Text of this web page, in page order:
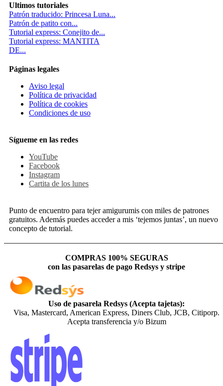
Ultimos tutoriales
Patrón traducido: Princesa Luna...
Patrón de patito con...
Tutorial express: Conejito de...
Tutorial express: MANTITA
DE...
Páginas legales
Aviso legal
Política de privacidad
Política de cookies
Condiciones de uso
Sígueme en las redes
YouTube
Facebook
Instagram
Cartita de los lunes
Punto de encuentro para tejer amigurumis con miles de patrones
gratuitos. Además puedes acceder a mis ‘tejemos juntas’, un nuevo
concepto de tutorial.
COMPRAS 100% SEGURAS
con las pasarelas de pago Redsys y stripe
Uso de pasarela Redsys (Acepta tajetas):
Visa, Mastercard, American Express, Diners Club, JCB, Citiporp.
Acepta transferencia y/o Bizum